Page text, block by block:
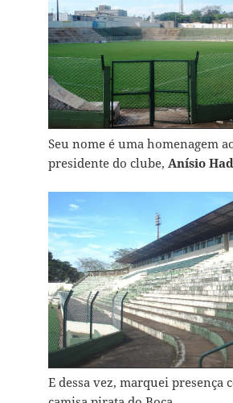
Seu nome é uma homenagem
presidente do clube, Anísio
E dessa vez, marquei presença